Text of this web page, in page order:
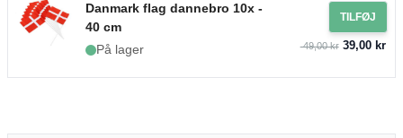
Danmark flag dannebro 10x -
40 cm
På lager
TILFØJ
49,00 kr39,00 kr